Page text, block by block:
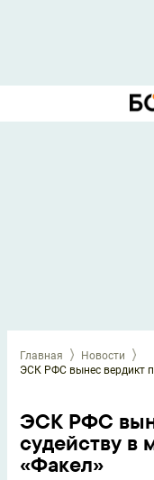
Главная
Новости
ЭСК РФС вынес вердикт
ЭСК РФС
судейству в
«Факел»